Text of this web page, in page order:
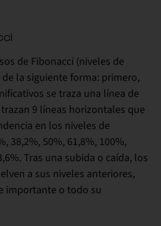
de Fibonacci (niveles de
la siguiente forma: primero,
se traza una línea de
9 líneas horizontales que
en los niveles de
38,2%, 50%, 61,8%, 100%,
. Tras una subida o caída, los
a sus niveles anteriores,
importante o todo su